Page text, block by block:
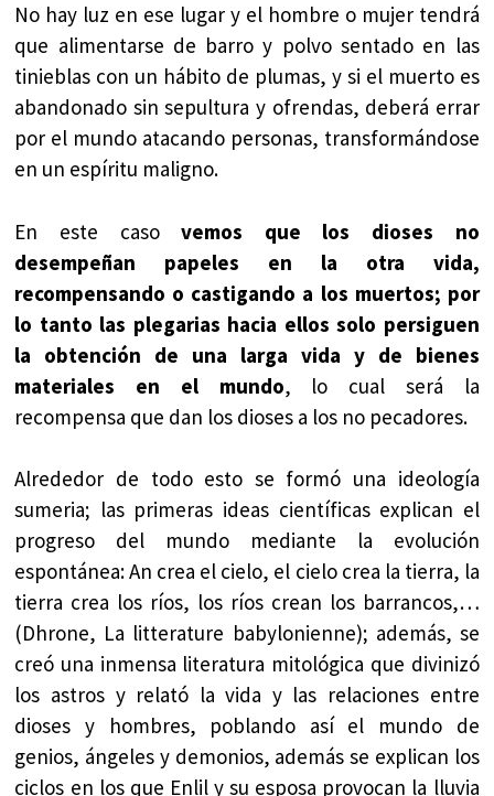
No hay luz en ese lugar y el hombre o mujer tendrá
que alimentarse de barro y polvo sentado en las
tinieblas con un hábito de plumas, y si el muerto es
abandonado sin sepultura y ofrendas, deberá errar
por el mundo atacando personas, transformándose
en un espíritu maligno.
En este casovemos que los dioses no
desempeñan papeles en la otra vida,
recompensando o castigando a los muertos; por
lo tanto las plegarias hacia ellos solo persiguen
la obtención de una larga vida y de bienes
materiales en el mundo, lo cual será la
recompensa que dan los dioses a los no pecadores.
Alrededor de todo esto se formó una ideología
sumeria; las primeras ideas científicas explican el
progreso del mundo mediante la evolución
espontánea: An crea el cielo, el cielo crea la tierra, la
tierra crea los ríos, los ríos crean los barrancos,…
(Dhrone, La litterature babylonienne); además, se
creó una inmensa literatura mitológica que divinizó
los astros y relató la vida y las relaciones entre
dioses y hombres, poblando así el mundo de
genios, ángeles y demonios, además se explican los
ciclos en los que Enlil y su esposa provocan la lluvia